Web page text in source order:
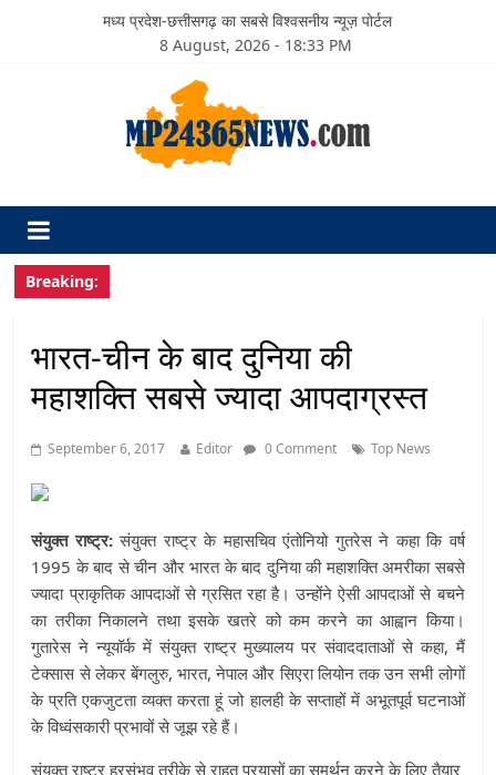
मध्य प्रदेश-छत्तीसगढ़ का सबसे विश्वसनीय न्यूज़ पोर्टल
8 August, 2026 - 18:33 PM
Breaking:
भारत-चीन के बाद दुनिया की
महाशक्ति सबसे ज्यादा आपदाग्रस्त
September 6, 2017 Editor 0 Comment Top News
संयुक्त राष्ट्र:संयुक्त राष्ट्र के महासचिव एंतोनियो गुतरेस ने कहा कि वर्ष
1995 के बाद से चीन और भारत के बाद दुनिया की महाशक्ति अमरीका सबसे
ज्यादा प्राकृतिक आपदाओं से ग्रसित रहा है। उन्होंने ऐसी आपदाओं से बचने
का तरीका निकालने तथा इसके खतरे को कम करने का आह्वान किया।
गुतारेस ने न्यूयॉर्क में संयुक्त राष्ट्र मुख्यालय पर संवाददाताओं से कहा, मैं
टेक्सास से लेकर बेंगलुरु, भारत, नेपाल और सिएरा लियोन तक उन सभी लोगों
के प्रति एकजुटता व्यक्त करता हूं जो हालही के सप्ताहों में अभूतपूर्व घटनाओं
के विध्वंसकारी प्रभावों से जूझ रहे हैं।
संयुक्त राष्ट्र हरसंभव तरीके से राहत प्रयासों का समर्थन करने के लिए तैयार